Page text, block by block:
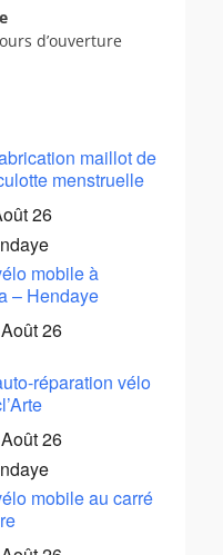
d’ouverture
maillot de
menstruelle
26
mobile à
– Hendaye
26
réparation vélo
26
mobile au carré